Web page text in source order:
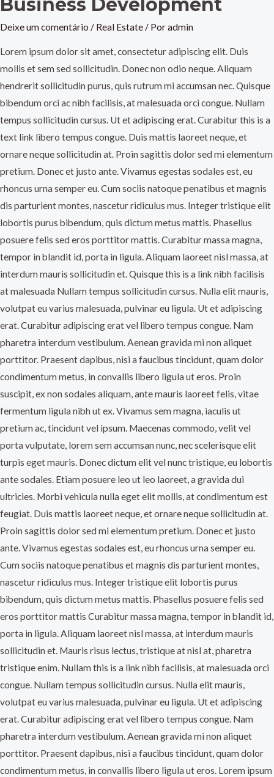
Business Development
Deixe um comentário / Real Estate / Poradmin
Lorem ipsum dolor sit amet, consectetur adipiscing elit. Duis
mollis et sem sed sollicitudin. Donec non odio neque. Aliquam
hendrerit sollicitudin purus, quis rutrum mi accumsan nec. Quisque
bibendum orci ac nibh facilisis, at malesuada orci congue. Nullam
tempus sollicitudin cursus. Ut et adipiscing erat. Curabitur this is a
text link libero tempus congue. Duis mattis laoreet neque, et
ornare neque sollicitudin at. Proin sagittis dolor sed mi elementum
pretium. Donec et justo ante. Vivamus egestas sodales est, eu
rhoncus urna semper eu. Cum sociis natoque penatibus et magnis
dis parturient montes, nascetur ridiculus mus. Integer tristique elit
lobortis purus bibendum, quis dictum metus mattis. Phasellus
posuere felis sed eros porttitor mattis. Curabitur massa magna,
tempor in blandit id, porta in ligula. Aliquam laoreet nisl massa, at
interdum mauris sollicitudin et. Quisque this is a link nibh facilisis
at malesuada Nullam tempus sollicitudin cursus. Nulla elit mauris,
volutpat eu varius malesuada, pulvinar eu ligula. Ut et adipiscing
erat. Curabitur adipiscing erat vel libero tempus congue. Nam
pharetra interdum vestibulum. Aenean gravida mi non aliquet
porttitor. Praesent dapibus, nisi a faucibus tincidunt, quam dolor
condimentum metus, in convallis libero ligula ut eros. Proin
suscipit, ex non sodales aliquam, ante mauris laoreet felis, vitae
fermentum ligula nibh ut ex. Vivamus sem magna, iaculis ut
pretium ac, tincidunt vel ipsum. Maecenas commodo, velit vel
porta vulputate, lorem sem accumsan nunc, nec scelerisque elit
turpis eget mauris. Donec dictum elit vel nunc tristique, eu lobortis
ante sodales. Etiam posuere leo ut leo laoreet, a gravida dui
ultricies. Morbi vehicula nulla eget elit mollis, at condimentum est
feugiat. Duis mattis laoreet neque, et ornare neque sollicitudin at.
Proin sagittis dolor sed mi elementum pretium. Donec et justo
ante. Vivamus egestas sodales est, eu rhoncus urna semper eu.
Cum sociis natoque penatibus et magnis dis parturient montes,
nascetur ridiculus mus. Integer tristique elit lobortis purus
bibendum, quis dictum metus mattis. Phasellus posuere felis sed
eros porttitor mattis Curabitur massa magna, tempor in blandit id,
porta in ligula. Aliquam laoreet nisl massa, at interdum mauris
sollicitudin et. Mauris risus lectus, tristique at nisl at, pharetra
tristique enim. Nullam this is a link nibh facilisis, at malesuada orci
congue. Nullam tempus sollicitudin cursus. Nulla elit mauris,
volutpat eu varius malesuada, pulvinar eu ligula. Ut et adipiscing
erat. Curabitur adipiscing erat vel libero tempus congue. Nam
pharetra interdum vestibulum. Aenean gravida mi non aliquet
porttitor. Praesent dapibus, nisi a faucibus tincidunt, quam dolor
condimentum metus, in convallis libero ligula ut eros. Lorem ipsum